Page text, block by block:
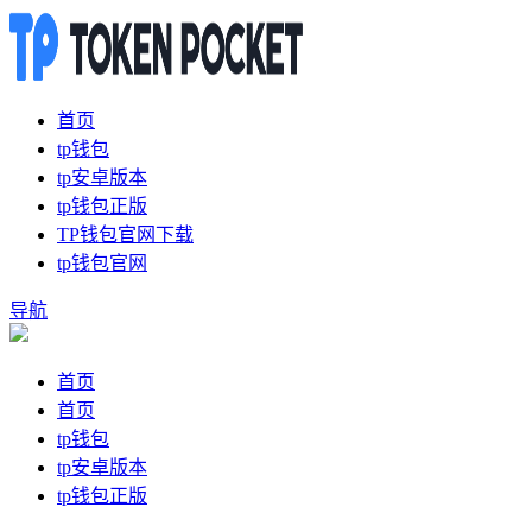
首页
tp钱包
tp安卓版本
tp钱包正版
TP钱包官网下载
tp钱包官网
导航
首页
首页
tp钱包
tp安卓版本
tp钱包正版